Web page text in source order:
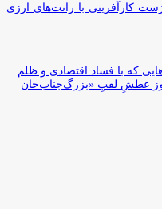
ژست کارآفرینی با رانت‌های ارزی
که با فساد اقتصادی و ظلم
عطشِ لقبِ «بزرگ‌جناب‌خان